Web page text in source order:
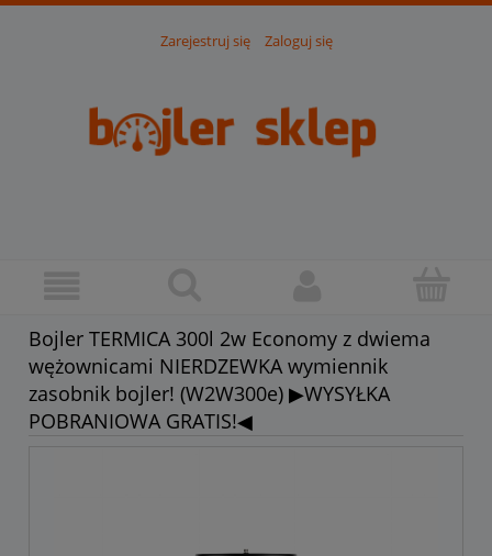
Zarejestruj się Zaloguj się
Bojler TERMICA 300l 2w Economy z dwiema
wężownicami NIERDZEWKA wymiennik
zasobnik bojler! (W2W300e) ▶WYSYŁKA
POBRANIOWA GRATIS!◀